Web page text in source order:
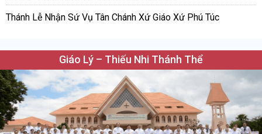
Thánh Lễ Nhận Sứ Vụ Tân Chánh Xứ Giáo Xứ Phú Túc
Giáo Lý – Thiếu Nhi Thánh Thể